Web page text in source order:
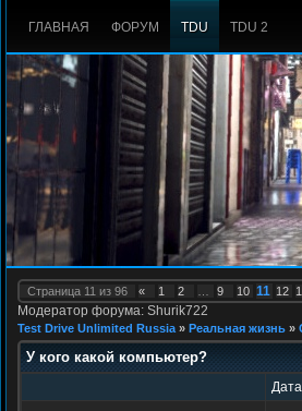
ГЛАВНАЯ ФОРУМ TDU TDU 2
Страница 11 из 96 « 1 2 9 10 11 12
Модератор форума: Shurik722
Test Drive Unlimited Russia » Реальная жизнь »
У кого какой компьютер?